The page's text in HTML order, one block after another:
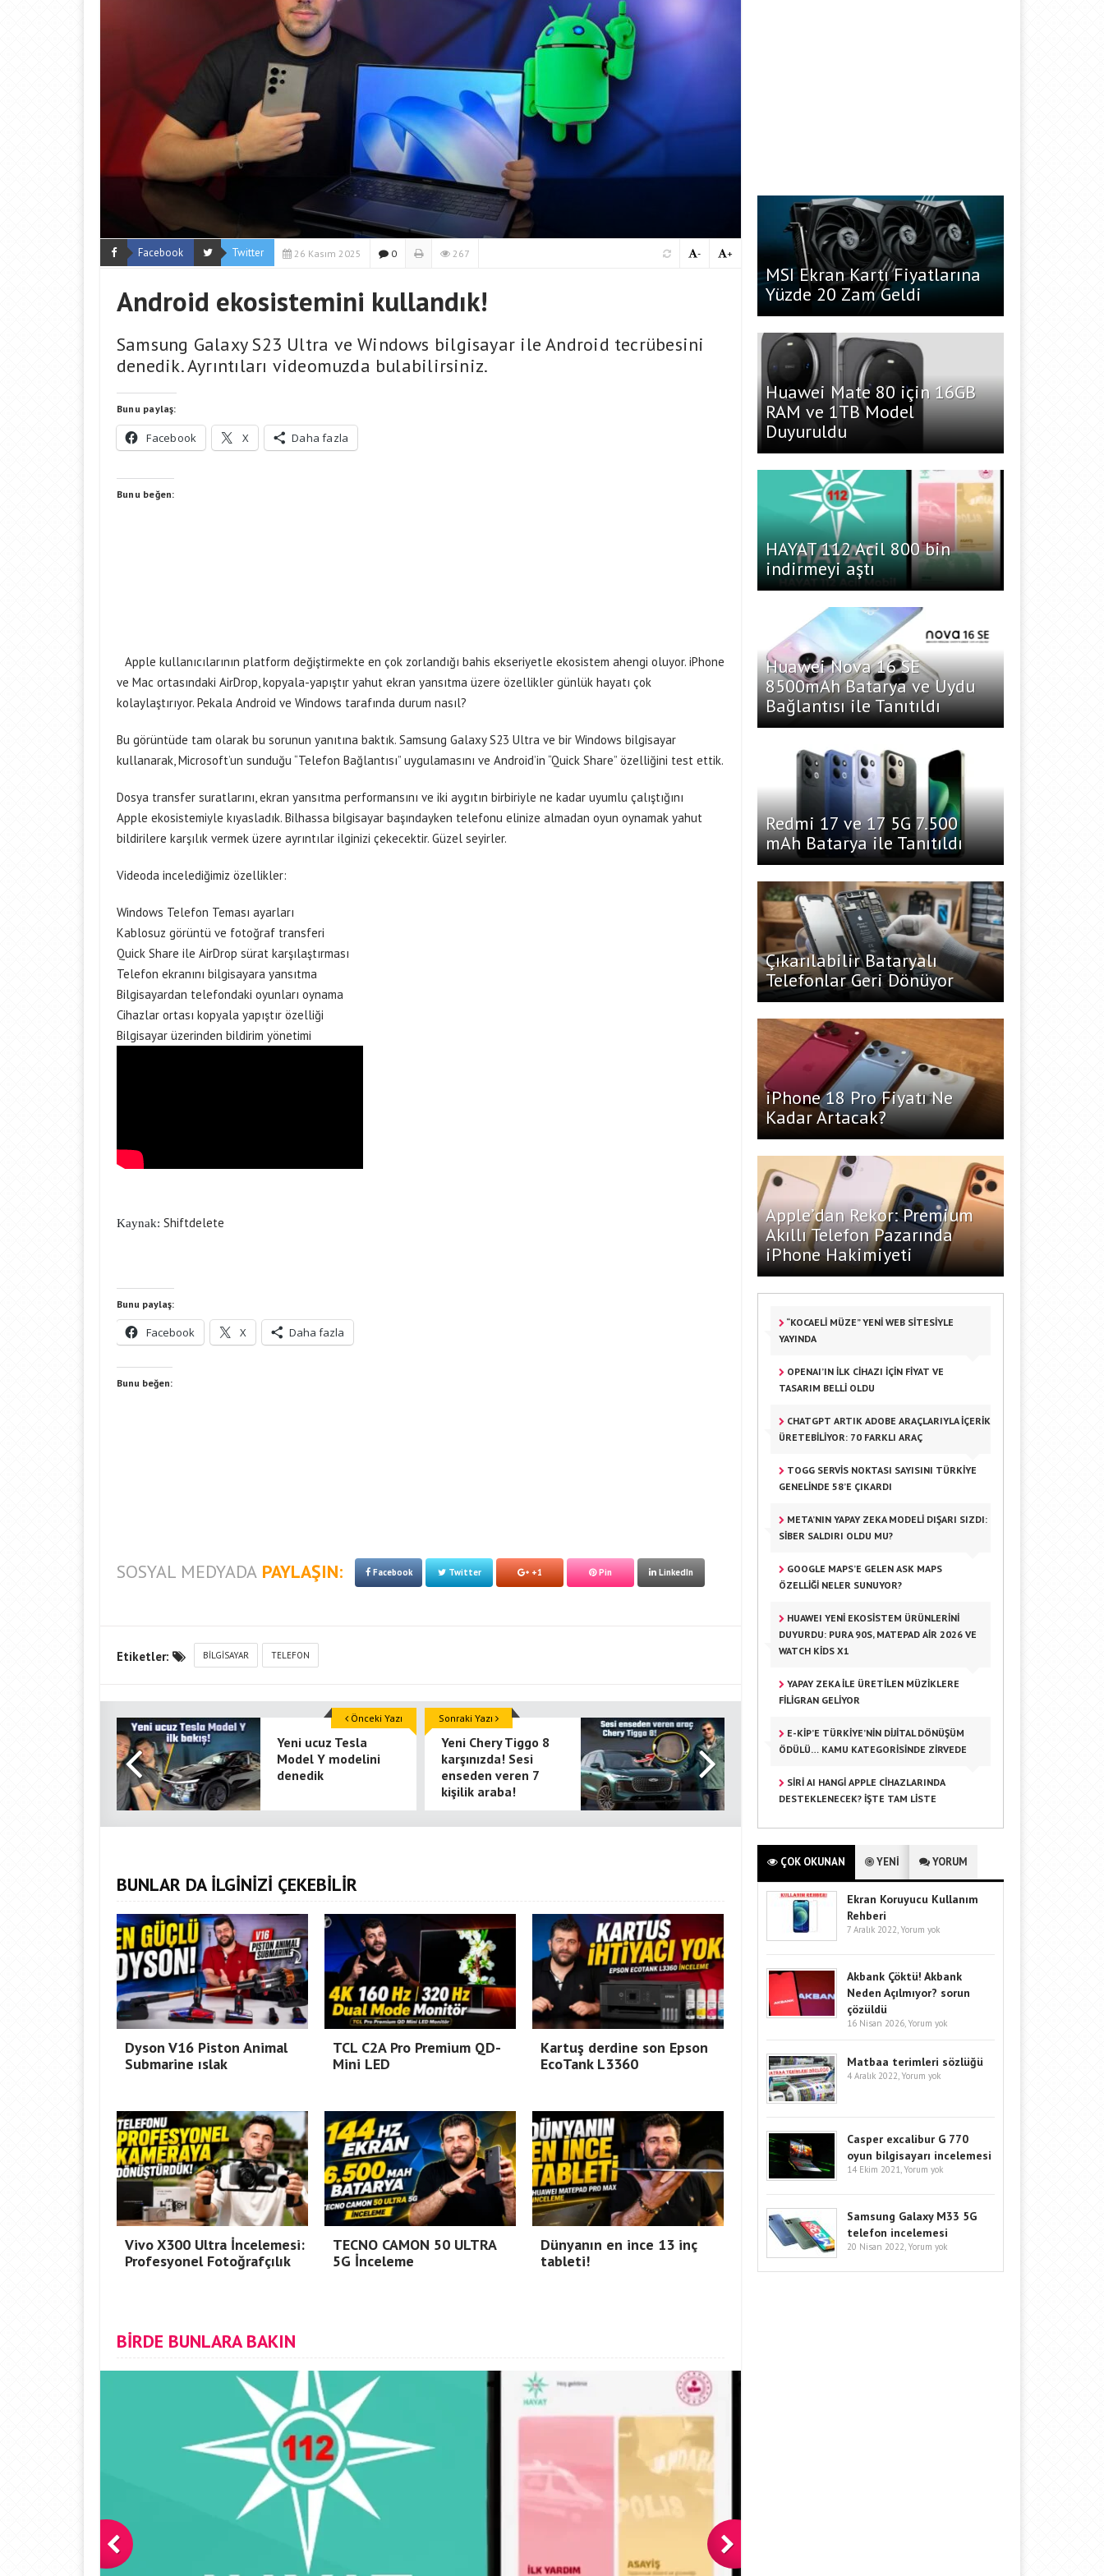
Facebook Twitter 26 Kasım 2025 0 267 +
-
Android ekosistemini kullandık!
Samsung Galaxy S23 Ultra ve Windows bilgisayar ile Android tecrübesini
denedik. Ayrıntıları videomuzda bulabilirsiniz.
Bunu paylaş:
Facebook X Daha fazla
Bunu beğen:
Apple kullanıcılarının platform değiştirmekte en çok zorlandığı bahis ekseriyetle ekosistem ahengi oluyor. iPhone
ve Mac ortasındaki AirDrop, kopyala-yapıştır yahut ekran yansıtma üzere özellikler günlük hayatı çok
kolaylaştırıyor. Pekala Android ve Windows tarafında durum nasıl?
Bu görüntüde tam olarak bu sorunun yanıtına baktık. Samsung Galaxy S23 Ultra ve bir Windows bilgisayar
kullanarak, Microsoft’un sunduğu “Telefon Bağlantısı” uygulamasını ve Android’in “Quick Share” özelliğini test ettik.
Dosya transfer suratlarını, ekran yansıtma performansını ve iki aygıtın birbiriyle ne kadar uyumlu çalıştığını
Apple ekosistemiyle kıyasladık. Bilhassa bilgisayar başındayken telefonu elinize almadan oyun oynamak yahut
bildirilere karşılık vermek üzere ayrıntılar ilginizi çekecektir. Güzel seyirler.
Videoda incelediğimiz özellikler:
⁠Windows Telefon Teması ayarları
⁠⁠Kablosuz görüntü ve fotoğraf transferi
⁠Quick Share ile AirDrop sürat karşılaştırması
⁠Telefon ekranını bilgisayara yansıtma
Bilgisayardan telefondaki oyunları oynama
⁠Cihazlar ortası kopyala yapıştır özelliği
Bilgisayar üzerinden bildirim yönetimi
Kaynak: Shiftdelete
Bunu paylaş:
Facebook X Daha fazla
Bunu beğen:
SOSYAL MEDYADA PAYLAŞIN: Facebook Twitter +1 Pin LinkedIn
Etiketler: BILGISAYAR TELEFON
Yeni ucuz Tesla
Model Y modelini
denedik
Önceki Yazı
Yeni Chery Tiggo 8
karşınızda! Sesi
enseden veren 7
kişilik araba!
Sonraki Yazı
BUNLAR DA İLGİNİZİ ÇEKEBİLİR
Dyson V16 Piston Animal
Submarine ıslak
TCL C2A Pro Premium QD-
Mini LED
Kartuş derdine son Epson
EcoTank L3360
Vivo X300 Ultra İncelemesi:
Profesyonel Fotoğrafçılık
TECNO CAMON 50 ULTRA
5G İnceleme
Dünyanın en ince 13 inç
tableti!
BİRDE BUNLARA BAKIN
MSI Ekran Kartı Fiyatlarına
Yüzde 20 Zam Geldi
Huawei Mate 80 için 16GB
RAM ve 1TB Model
Duyuruldu
HAYAT 112 Acil 800 bin
indirmeyi aştı
Huawei Nova 16 SE
8500mAh Batarya ve Uydu
Bağlantısı ile Tanıtıldı
Redmi 17 ve 17 5G 7.500
mAh Batarya ile Tanıtıldı
Çıkarılabilir Bataryalı
Telefonlar Geri Dönüyor
iPhone 18 Pro Fiyatı Ne
Kadar Artacak?
Apple’dan Rekor: Premium
Akıllı Telefon Pazarında
iPhone Hakimiyeti
“KOCAELI MÜZE” YENI WEB SITESIYLE
YAYINDA
OPENAI’IN İLK CIHAZI IÇIN FIYAT VE
TASARIM BELLI OLDU
CHATGPT ARTIK ADOBE ARAÇLARIYLA İÇERIK
ÜRETEBILIYOR: 70 FARKLI ARAÇ
TOGG SERVIS NOKTASI SAYISINI TÜRKIYE
GENELINDE 58’E ÇIKARDI
META’NIN YAPAY ZEKA MODELI DIŞARI SIZDI:
SIBER SALDIRI OLDU MU?
GOOGLE MAPS’E GELEN ASK MAPS
ÖZELLIĞI NELER SUNUYOR?
HUAWEI YENI EKOSISTEM ÜRÜNLERINI
DUYURDU: PURA 90S, MATEPAD AIR 2026 VE
WATCH KIDS X1
YAPAY ZEKA ILE ÜRETILEN MÜZIKLERE
FILIGRAN GELIYOR
E-KİP’E TÜRKIYE’NIN DIJITAL DÖNÜŞÜM
ÖDÜLÜ… KAMU KATEGORISINDE ZIRVEDE
SIRI AI HANGI APPLE CIHAZLARINDA
DESTEKLENECEK? İŞTE TAM LISTE
ÇOK OKUNAN YENİ YORUM
Ekran Koruyucu Kullanım
Rehberi
7 Aralık 2022, Yorum yok
Akbank Çöktü! Akbank
Neden Açılmıyor? sorun
çözüldü
16 Nisan 2026, Yorum yok
Matbaa terimleri sözlüğü
4 Aralık 2022, Yorum yok
Casper excalibur G 770
oyun bilgisayarı incelemesi
14 Ekim 2021, Yorum yok
Samsung Galaxy M33 5G
telefon incelemesi
20 Nisan 2022, Yorum yok